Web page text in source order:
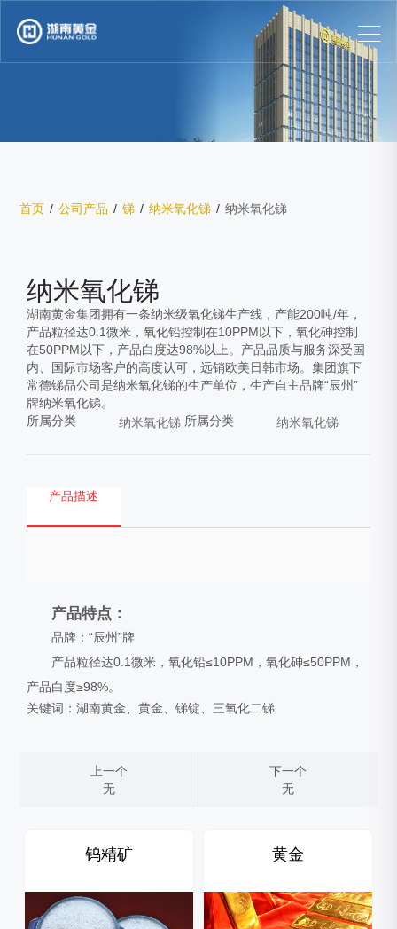
首页 / 公司产品 / 锑 / 纳米氧化锑 / 纳米氧化锑
纳米氧化锑
湖南黄金集团拥有一条纳米级氧化锑生产线，产能200吨/年，
产品粒径达0.1微米，氧化铅控制在10PPM以下，氧化砷控制
在50PPM以下，产品白度达98%以上。产品品质与服务深受国
内、国际市场客户的高度认可，远销欧美日韩市场。集团旗下
常德锑品公司是纳米氧化锑的生产单位，生产自主品牌“辰州”
牌纳米氧化锑。
所属分类
纳米氧化锑 所属分类 纳米氧化锑
产品描述
产品特点：
品牌：“辰州”牌
产品粒径达0.1微米，氧化铅≤10PPM，氧化砷≤50PPM，
产品白度≥98%。
关键词：湖南黄金、黄金、锑锭、三氧化二锑
上一个
无
下一个
无
钨精矿 黄金